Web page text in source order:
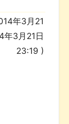
年3月21
年3月21日
23:19 )